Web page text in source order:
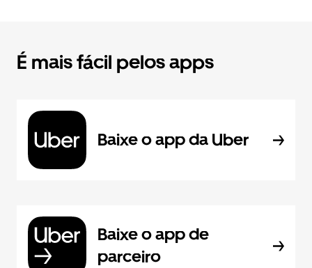
É mais fácil pelos apps
Baixe o app da Uber
Baixe o app de
parceiro